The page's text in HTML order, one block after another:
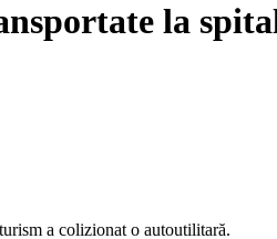
la
a colizionat o autoutilitară.